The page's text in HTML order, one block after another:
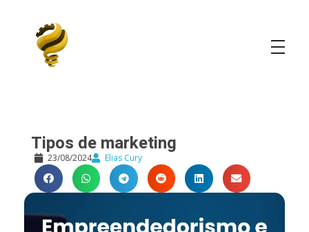
Tipos de marketing
23/08/2024 Elias Cury